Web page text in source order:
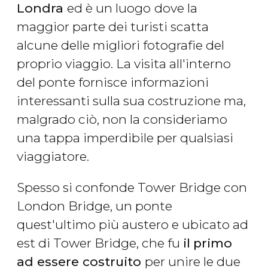
Londra ed è un luogo dove la
maggior parte dei turisti scatta
alcune delle migliori fotografie del
proprio viaggio. La visita all'interno
del ponte fornisce informazioni
interessanti sulla sua costruzione ma,
malgrado ciò, non la consideriamo
una tappa imperdibile per qualsiasi
viaggiatore.
Spesso si confonde Tower Bridge con
London Bridge, un ponte
quest'ultimo più austero e ubicato ad
est di Tower Bridge, che fu il primo
ad essere costruito per unire le due